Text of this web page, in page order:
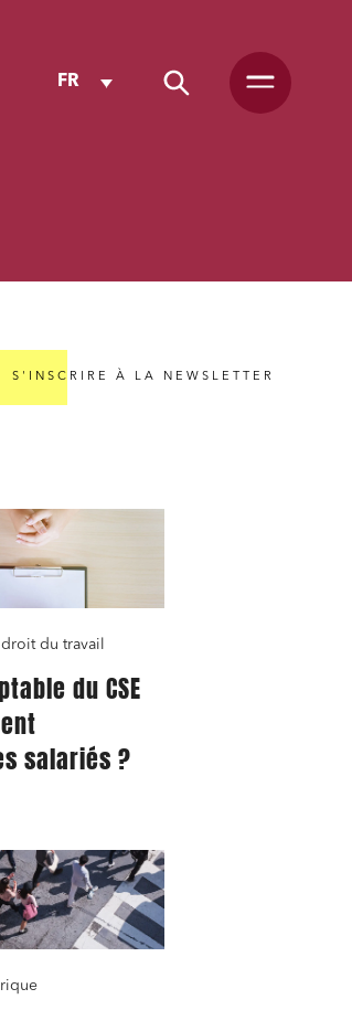
FR
S'INSCRIRE À LA NEWSLETTER
du travail
du CSE
salariés ?